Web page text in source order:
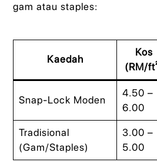
gam atau staples:
Kaedah
Kos
(RM/
Snap-Lock Moden
4.50 –
6.00
Tradisional
(Gam/Staples)
3.00 –
5.00